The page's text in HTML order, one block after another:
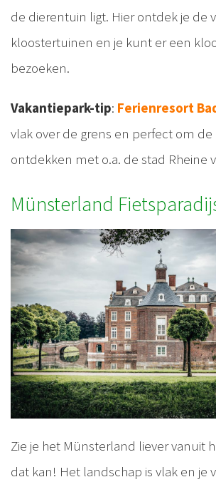
de dierentuin ligt. Hier ontdek je de
kloostertuinen en je kunt er een
bezoeken.
Vakantiepark-tip: Ferienresort
vlak over de grens en perfect om de
ontdekken met o.a. de stad Rheine
Münsterland
Zie je het Münsterland liever vanuit
dat kan! Het landschap is vlak en je